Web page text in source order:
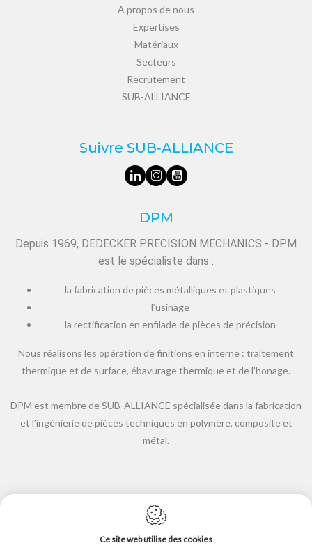
A propos de nous
Expertises
Matériaux
Secteurs
Recrutement
SUB-ALLIANCE
Suivre SUB‑ALLIANCE
DPM
Depuis 1969, DEDECKER PRECISION MECHANICS - DPM
est le spécialiste dans :
la fabrication de pièces métalliques et plastiques
l’usinage
la rectification en enfilade de pièces de précision
Nous réalisons les opération de finitions en interne : traitement
thermique et de surface, ébavurage thermique et de l’honage.
DPM est membre de SUB-ALLIANCE spécialisée dans la fabrication
et l’ingénierie de pièces techniques en polymère, composite et
métal.
Ce site web utilise des cookies